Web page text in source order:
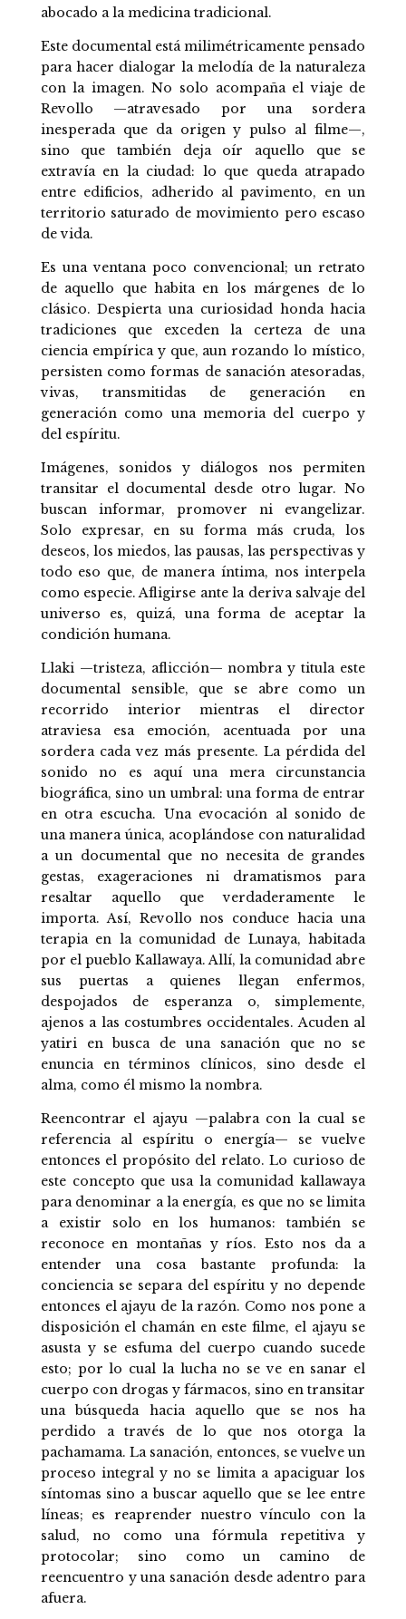
abocado a la medicina tradicional.
Este documental está milimétricamente pensado
para hacer dialogar la melodía de la naturaleza
con la imagen. No solo acompaña el viaje de
Revollo —atravesado por una sordera
inesperada que da origen y pulso al filme—,
sino que también deja oír aquello que se
extravía en la ciudad: lo que queda atrapado
entre edificios, adherido al pavimento, en un
territorio saturado de movimiento pero escaso
de vida.
Es una ventana poco convencional; un retrato
de aquello que habita en los márgenes de lo
clásico. Despierta una curiosidad honda hacia
tradiciones que exceden la certeza de una
ciencia empírica y que, aun rozando lo místico,
persisten como formas de sanación atesoradas,
vivas, transmitidas de generación en
generación como una memoria del cuerpo y
del espíritu.
Imágenes, sonidos y diálogos nos permiten
transitar el documental desde otro lugar. No
buscan informar, promover ni evangelizar.
Solo expresar, en su forma más cruda, los
deseos, los miedos, las pausas, las perspectivas y
todo eso que, de manera íntima, nos interpela
como especie. Afligirse ante la deriva salvaje del
universo es, quizá, una forma de aceptar la
condición humana.
Llaki —tristeza, aflicción— nombra y titula este
documental sensible, que se abre como un
recorrido interior mientras el director
atraviesa esa emoción, acentuada por una
sordera cada vez más presente. La pérdida del
sonido no es aquí una mera circunstancia
biográfica, sino un umbral: una forma de entrar
en otra escucha. Una evocación al sonido de
una manera única, acoplándose con naturalidad
a un documental que no necesita de grandes
gestas, exageraciones ni dramatismos para
resaltar aquello que verdaderamente le
importa. Así, Revollo nos conduce hacia una
terapia en la comunidad de Lunaya, habitada
por el pueblo Kallawaya. Allí, la comunidad abre
sus puertas a quienes llegan enfermos,
despojados de esperanza o, simplemente,
ajenos a las costumbres occidentales. Acuden al
yatiri en busca de una sanación que no se
enuncia en términos clínicos, sino desde el
alma, como él mismo la nombra.
Reencontrar el ajayu —palabra con la cual se
referencia al espíritu o energía— se vuelve
entonces el propósito del relato. Lo curioso de
este concepto que usa la comunidad kallawaya
para denominar a la energía, es que no se limita
a existir solo en los humanos: también se
reconoce en montañas y ríos. Esto nos da a
entender una cosa bastante profunda: la
conciencia se separa del espíritu y no depende
entonces el ajayu de la razón. Como nos pone a
disposición el chamán en este filme, el ajayu se
asusta y se esfuma del cuerpo cuando sucede
esto; por lo cual la lucha no se ve en sanar el
cuerpo con drogas y fármacos, sino en transitar
una búsqueda hacia aquello que se nos ha
perdido a través de lo que nos otorga la
pachamama. La sanación, entonces, se vuelve un
proceso integral y no se limita a apaciguar los
síntomas sino a buscar aquello que se lee entre
líneas; es reaprender nuestro vínculo con la
salud, no como una fórmula repetitiva y
protocolar; sino como un camino de
reencuentro y una sanación desde adentro para
afuera.